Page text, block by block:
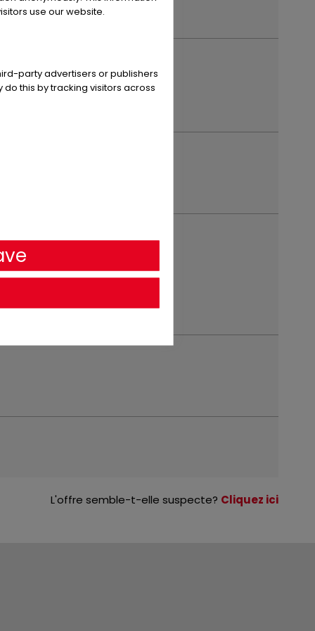
de fabrication
L'offre semble-t-elle suspecte? Cliquez ici
use our website.
party advertisers or publishers
this by tracking visitors across